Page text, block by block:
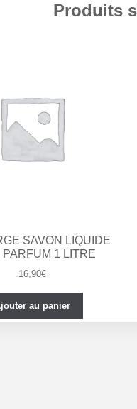
Produits
SAVON LIQUIDE
PARFUM 1 LITRE
16,90€
au panier